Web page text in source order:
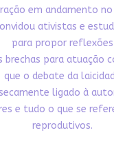
em andamento
ativistas e
para propor reflexões
brechas para atuação
que o debate da
ligado à
e tudo o que se
reprodutivos.